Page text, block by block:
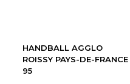
HANDBALL AGGLO
ROISSY PAYS-DE-FRANCE
95